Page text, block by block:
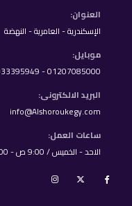
العنوان:
الإسكندرية - العامرية - النهضة
موبايل:
01207085000 - 01033395949
البريد الالكترونى:
info@Alshoroukegy.com
ساعات العمل:
الاحد - الخميس / 9:00 ص - 8:00 م